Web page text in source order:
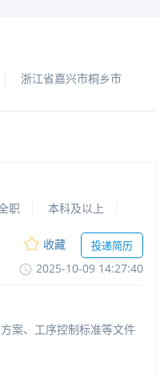
浙江省嘉兴市桐乡市
职
本科及以上
收藏
投递简历
2025-10-0914:27:40
案、工序控制标准等文件